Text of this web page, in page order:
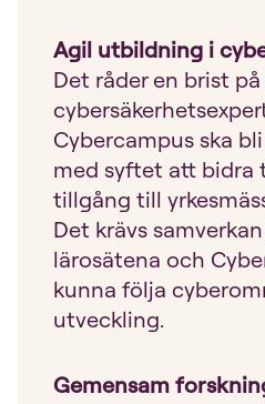
Agil utbildning i
Det råder en brist
Cybercampus ska
med syftet att bidra
tillgång till
Det krävs
lärosätena och
kunna följa
utveckling.
Gemensam